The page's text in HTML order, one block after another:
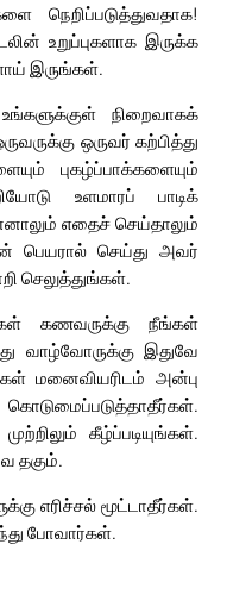
நெறிப்படுத்துவதாக!
உறுப்புகளாக இருக்க
இருங்கள்.
நிறைவாகக்
ஒருவர் கற்பித்து
புகழ்ப்பாக்களையும்
உளமாரப் பாடிக்
எதைச் செய்தாலும்
பெயரால் செய்து அவர்
செலுத்துங்கள்.
கணவருக்கு நீங்கள்
வாழ்வோருக்கு இதுவே
மனைவியரிடம் அன்பு
கீழ்ப்படியுங்கள்.
தகும்.
எரிச்சல் மூட்டாதீர்கள்.
போவார்கள்.